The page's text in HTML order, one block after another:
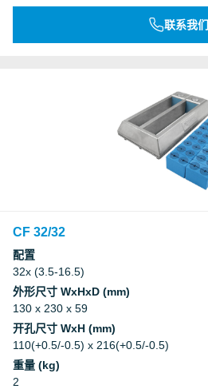
联系我们
CF 32/32
配置
32x (3.5-16.5)
外形尺寸 WxHxD (mm)
130 x 230 x 59
开孔尺寸 WxH (mm)
110(+0.5/-0.5) x 216(+0.5/-0.5)
重量 (kg)
2